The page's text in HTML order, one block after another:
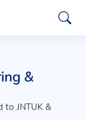
&
to JNTUK &